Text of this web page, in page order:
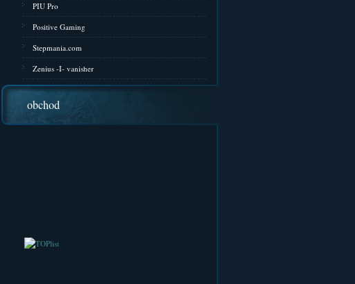
PIU Pro
Positive Gaming
Stepmania.com
Zenius -I- vanisher
obchod